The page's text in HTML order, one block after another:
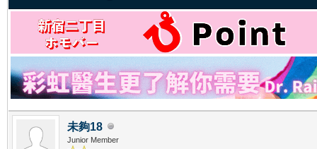
未夠18
Junior Member